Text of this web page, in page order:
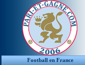
Football en France